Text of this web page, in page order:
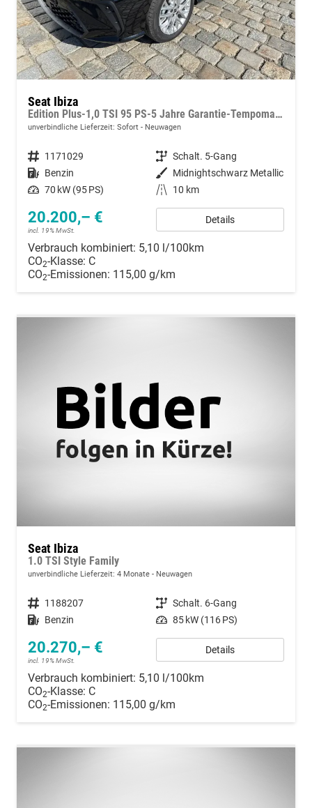
Seat Ibiza
Edition Plus-1,0 TSI 95 PS-5 Jahre Garantie-Tempomat ACC-LED-Winterpaket-16 Zoll-Sofort
unverbindliche Lieferzeit: Sofort Neuwagen
Fahrzeugnummer 1171029 Getriebe Schalt. 5-Gang
Kraftstoff Benzin Außenfarbe Midnightschwarz Metallic
Leistung 70 kW (95 PS) Kilometerstand 10 km
20.200,– €
incl. 19% MwSt.
Details
Verbrauch kombiniert: 5,10 l/100km
CO2-Klasse: C
CO2-Emissionen: 115,00 g/km
Seat Ibiza
1.0 TSI Style Family
unverbindliche Lieferzeit: 4 Monate Neuwagen
Fahrzeugnummer 1188207 Getriebe Schalt. 6-Gang
Kraftstoff Benzin Leistung 85 kW (116 PS)
20.270,– €
incl. 19% MwSt.
Details
Verbrauch kombiniert: 5,10 l/100km
CO2-Klasse: C
CO2-Emissionen: 115,00 g/km